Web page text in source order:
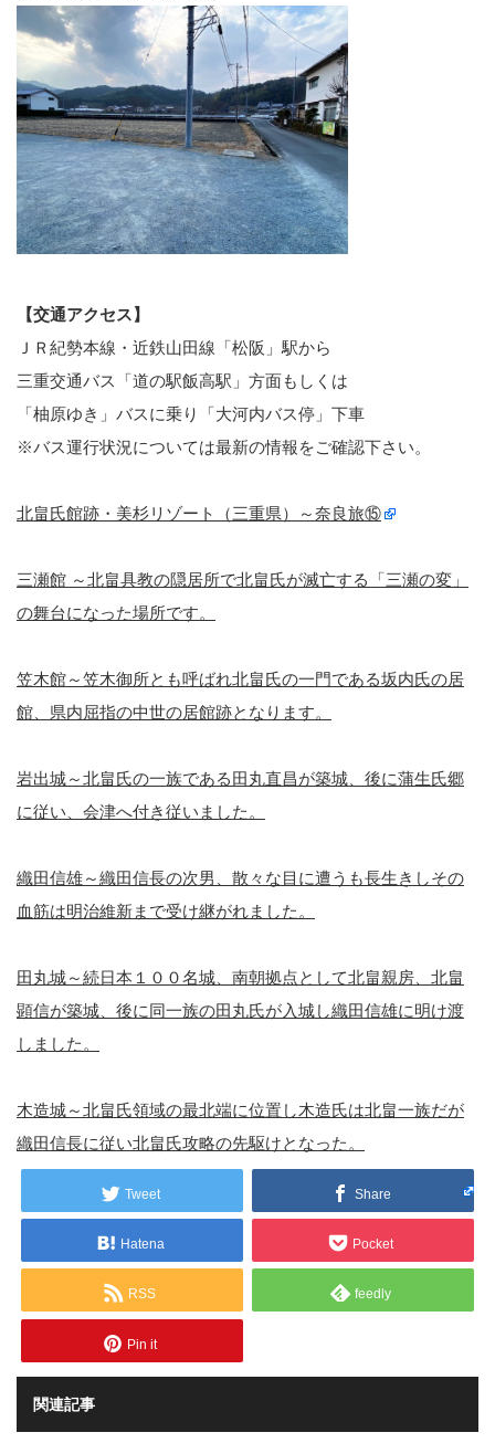
【交通アクセス】
ＪＲ紀勢本線・近鉄山田線「松阪」駅から
三重交通バス「道の駅飯高駅」方面もしくは
「柚原ゆき」バスに乗り「大河内バス停」下車
※バス運行状況については最新の情報をご確認下さい。
北畠氏館跡・美杉リゾート（三重県）～奈良旅⑮
三瀬館 ～北畠具教の隠居所で北畠氏が滅亡する「三瀬の変」
の舞台になった場所です。
笠木館～笠木御所とも呼ばれ北畠氏の一門である坂内氏の居
館、県内屈指の中世の居館跡となります。
岩出城～北畠氏の一族である田丸直昌が築城、後に蒲生氏郷
に従い、会津へ付き従いました。
織田信雄～織田信長の次男、散々な目に遭うも長生きしその
血筋は明治維新まで受け継がれました。
田丸城～続日本１００名城、南朝拠点として北畠親房、北畠
顕信が築城、後に同一族の田丸氏が入城し織田信雄に明け渡
しました。
木造城～北畠氏領域の最北端に位置し木造氏は北畠一族だが
織田信長に従い北畠氏攻略の先駆けとなった。
Tweet Share
Hatena Pocket
RSS feedly
Pin it
関連記事